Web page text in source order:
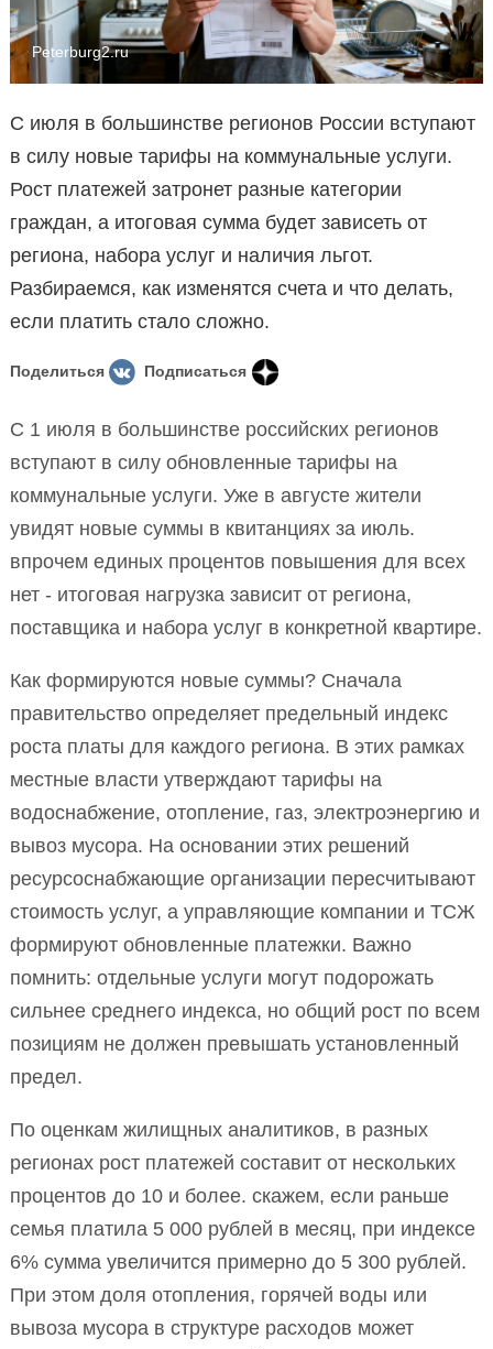
Peterburg2.ru
С июля в большинстве регионов России вступают
в силу новые тарифы на коммунальные услуги.
Рост платежей затронет разные категории
граждан, а итоговая сумма будет зависеть от
региона, набора услуг и наличия льгот.
Разбираемся, как изменятся счета и что делать,
если платить стало сложно.
Поделиться Подписаться
С 1 июля в большинстве российских регионов
вступают в силу обновленные тарифы на
коммунальные услуги. Уже в августе жители
увидят новые суммы в квитанциях за июль.
впрочем единых процентов повышения для всех
нет - итоговая нагрузка зависит от региона,
поставщика и набора услуг в конкретной квартире.
Как формируются новые суммы? Сначала
правительство определяет предельный индекс
роста платы для каждого региона. В этих рамках
местные власти утверждают тарифы на
водоснабжение, отопление, газ, электроэнергию и
вывоз мусора. На основании этих решений
ресурсоснабжающие организации пересчитывают
стоимость услуг, а управляющие компании и ТСЖ
формируют обновленные платежки. Важно
помнить: отдельные услуги могут подорожать
сильнее среднего индекса, но общий рост по всем
позициям не должен превышать установленный
предел.
По оценкам жилищных аналитиков, в разных
регионах рост платежей составит от нескольких
процентов до 10 и более. скажем, если раньше
семья платила 5 000 рублей в месяц, при индексе
6% сумма увеличится примерно до 5 300 рублей.
При этом доля отопления, горячей воды или
вывоза мусора в структуре расходов может